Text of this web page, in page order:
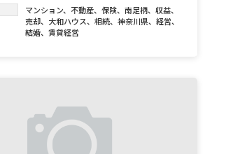
マンション、 不動産、保険、南足柄、収益、
売却、 大和ハウス、相続、神奈川県、経営、
結婚、賃貸経営